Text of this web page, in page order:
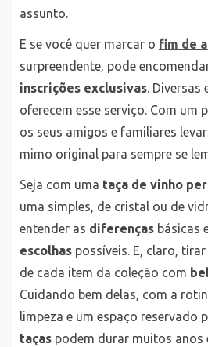
assunto.
E se você quer marcar o fim de
surpreendente, pode
inscrições exclusivas. Diversas
oferecem esse serviço. Com um
os seus amigos e familiares
mimo original para sempre se
Seja com uma taça de vinho
uma simples, de cristal ou de
entender as diferenças básicas
escolhas possíveis. E, claro,
de cada item da coleção com
Cuidando bem delas, com a
limpeza e um espaço reservado
taças podem durar muitos anos